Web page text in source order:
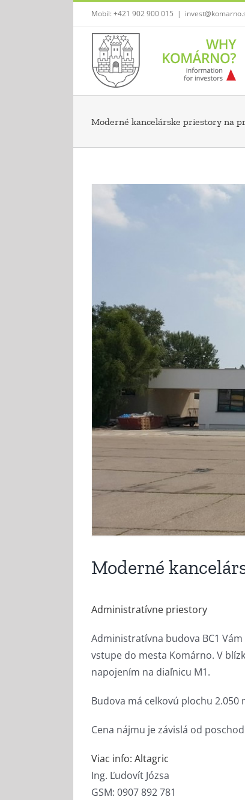
Mobil: +421 902 900 015 |
Moderné kancelárske priestory na
Moderné
Administratívne priestory
Administratívna budova BC1
vstupe do mesta Komárno. V
napojením na diaľnicu M1.
Budova má celkovú plochu
Cena nájmu je závislá od
Viac info: Altagric
Ing. Ľudovít Józsa
GSM: 0907 892 781